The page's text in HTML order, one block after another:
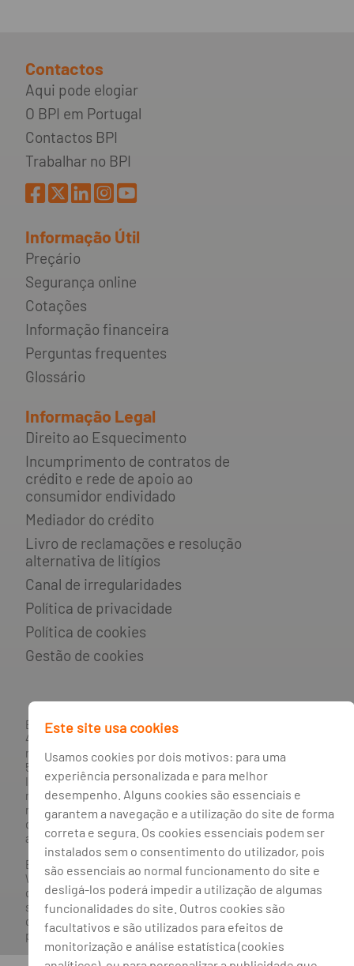
Contactos
Aqui pode elogiar
O BPI em Portugal
Contactos BPI
Trabalhar no BPI
Informação Útil
Preçário
Segurança online
Cotações
Informação financeira
Perguntas frequentes
Glossário
Informação Legal
Direito ao Esquecimento
Incumprimento de contratos de
crédito e rede de apoio ao
consumidor endividado
Mediador do crédito
Livro de reclamações e resolução
alternativa de litígios
Canal de irregularidades
Política de privacidade
Política de cookies
Gestão de cookies
BANCO BPI, S.A., com sede na Avenida da Boavista, 1117,
4100-129 Porto; Capital Social: € 1 293 063 324,98; matriculada
na CRC Porto sob o número de matrícula PTIRNMJ 501 214
534, como o número de identificação fiscal 501 214 534.
Intermediário financeiro registado na CMVM com o n° 300 e
no Banco de Portugal sob o código n° 10. Agente de Seguros
n.º 419527591, registado junto da Autoridade de Supervisão
de Seguros e Fundos de Pensões em 21/01/2019, e autorizado
a exercer atividade nos Ramos de Seguro Vida e Não Vida.
Banco BPI ©. Todos os direitos reservados.
WebsiteAcessível.O Banco BPI não se responsabiliza por
quaisquer traduções do site efetuadas através do browser,
sendo a versão em língua portuguesa a única versão oficial,
que prevalecerá em qualquer caso. Este site encontra-se em
processo de adoção do novo acordo ortográfico.
Este site usa cookies
Usamos cookies por dois motivos: para uma
experiência personalizada e para melhor
desempenho. Alguns cookies são essenciais e
garantem a navegação e a utilização do site de forma
correta e segura. Os cookies essenciais podem ser
instalados sem o consentimento do utilizador, pois
são essenciais ao normal funcionamento do site e
desligá-los poderá impedir a utilização de algumas
funcionalidades do site. Outros cookies são
facultativos e são utilizados para efeitos de
monitorização e análise estatística (cookies